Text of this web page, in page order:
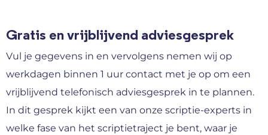
Gratis en vrijblijvend adviesgesprek
Vul je gegevens in en vervolgens nemen wij op
werkdagen binnen 1 uur contact met je op om een
vrijblijvend telefonisch adviesgesprek in te plannen.
In dit gesprek kijkt een van onze scriptie-experts in
welke fase van het scriptietraject je bent, waar je